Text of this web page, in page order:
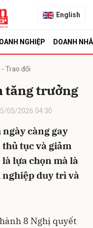
English
NGHIỆP DOANH
Trao đổi
tăng trưởng
05/2026 04:30
càng gay
thủ tục và giảm
lựa chọn mà là
nghiệp duy trì và
8 Nghị quyết
Hủy